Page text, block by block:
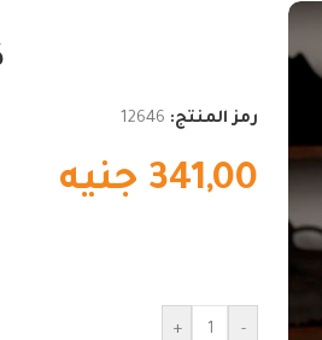
رمز المنتج: 12646
341,00 جنيه
-
+